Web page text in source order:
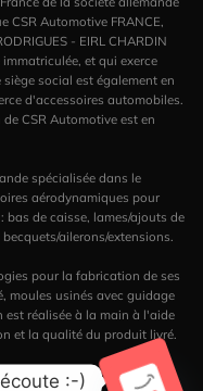
CSR Automotive FRANCE,
- EIRL CHARDIN
et qui exerce
social est également en
d'accessoires automobiles.
CSR Automotive est en
spécialisée dans le
aérodynamiques pour
de caisse, lames/ajouts de
ailerons/extensions.
pour la fabrication de ses
moules usinés avec guidage
réalisée à la main à l'aide
et la qualité du produit livré.
:-)